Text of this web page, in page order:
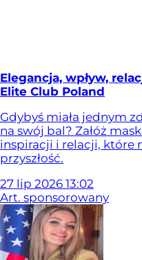
Elegancja, wpływ,
Elite Club Poland
Gdybyś miała jednym
na swój bal? Załóż
inspiracji i relacji, które
przyszłość.
27 lip 2026 13:02
Art. sponsorowany